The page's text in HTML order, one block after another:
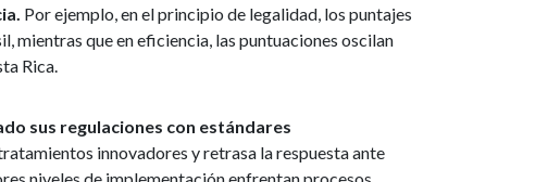
Por ejemplo, en el principio de legalidad, los puntajes
mientras que en eficiencia, las puntuaciones oscilan
Rica.
sus regulaciones con estándares
innovadores y retrasa la respuesta ante